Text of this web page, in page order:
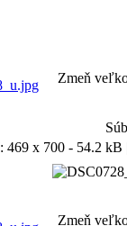
Zmeň
469 x 700 - 54.2
Zmeň